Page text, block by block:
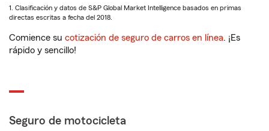
1. Clasificación y datos de S&P Global Market Intelligence basados en primas
directas escritas a fecha del 2018.
Comience su cotización de seguro de carros en línea. ¡Es
rápido y sencillo!
Seguro de motocicleta